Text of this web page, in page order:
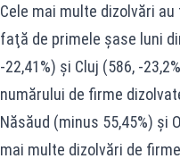
Cele mai multe dizolvări
faţă de primele şase luni
-22,41%) şi Cluj (586, -
numărului de firme
Năsăud (minus 55,45%) şi
mai multe dizolvări de